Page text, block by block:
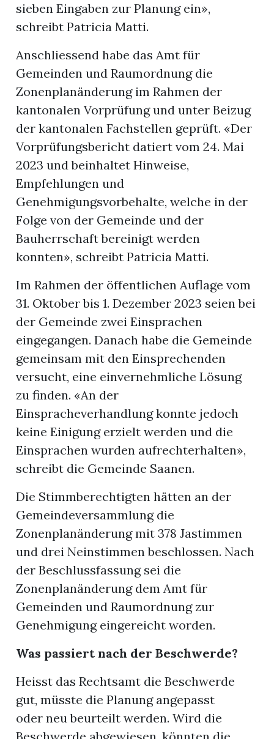
sieben Eingaben zur Planung ein»,
schreibt Patricia Matti.
Anschliessend habe das Amt für
Gemeinden und Raumordnung die
Zonenplanänderung im Rahmen der
kantonalen Vorprüfung und unter Beizug
der kantonalen Fachstellen geprüft. «Der
Vorprüfungsbericht datiert vom 24. Mai
2023 und beinhaltet Hinweise,
Empfehlungen und
Genehmigungsvorbehalte, welche in der
Folge von der Gemeinde und der
Bauherrschaft bereinigt werden
konnten», schreibt Patricia Matti.
Im Rahmen der öffentlichen Auflage vom
31. Oktober bis 1. Dezember 2023 seien bei
der Gemeinde zwei Einsprachen
eingegangen. Danach habe die Gemeinde
gemeinsam mit den Einsprechenden
versucht, eine einvernehmliche Lösung
zu finden. «An der
Einspracheverhandlung konnte jedoch
keine Einigung erzielt werden und die
Einsprachen wurden aufrechterhalten»,
schreibt die Gemeinde Saanen.
Die Stimmberechtigten hätten an der
Gemeindeversammlung die
Zonenplanänderung mit 378 Jastimmen
und drei Neinstimmen beschlossen. Nach
der Beschlussfassung sei die
Zonenplanänderung dem Amt für
Gemeinden und Raumordnung zur
Genehmigung eingereicht worden.
Was passiert nach derBeschwerde?
Heisst das Rechtsamt die Beschwerde
gut, müsste die Planung angepasst
oder neu beurteilt werden. Wird die